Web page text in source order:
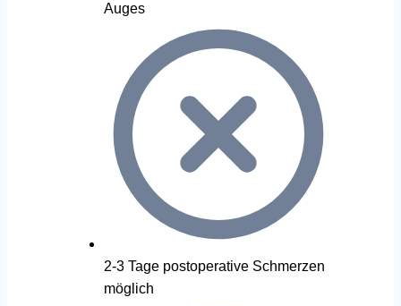
Auges
2-3 Tage postoperative Schmerzen
möglich